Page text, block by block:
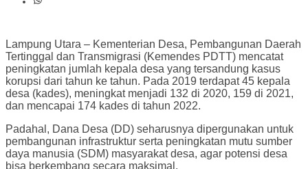
Lampung Utara – Kementerian Desa, Pembangunan Daerah
Tertinggal dan Transmigrasi (Kemendes PDTT) mencatat
peningkatan jumlah kepala desa yang tersandung kasus
korupsi dari tahun ke tahun. Pada 2019 terdapat 45 kepala
desa (kades), meningkat menjadi 132 di 2020, 159 di 2021,
dan mencapai 174 kades di tahun 2022.
Padahal, Dana Desa (DD) seharusnya dipergunakan untuk
pembangunan infrastruktur serta peningkatan mutu sumber
daya manusia (SDM) masyarakat desa, agar potensi desa
bisa berkembang secara maksimal.